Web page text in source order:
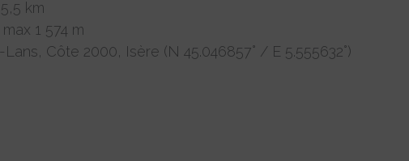
km
1 574 m
Côte 2000, Isère (N 45.046857° / E 5.555632°)